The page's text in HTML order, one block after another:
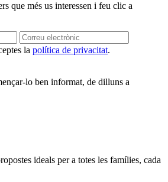
que més us interessen i feu clic a
la política de privacitat.
lo ben informat, de dilluns a
ideals per a totes les famílies, cada